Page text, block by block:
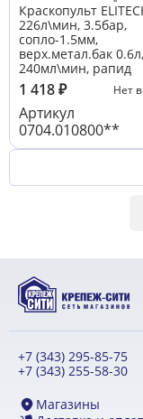
Краскопульт
226л\мин, 3.5бар,
сопло-1.5мм,
верх.метал.бак
240мл\мин, рапид
1 418₽ Нет
Артикул
0704.010800**
+7 (343) 295-85-75
+7 (343) 255-58-30
Магазины